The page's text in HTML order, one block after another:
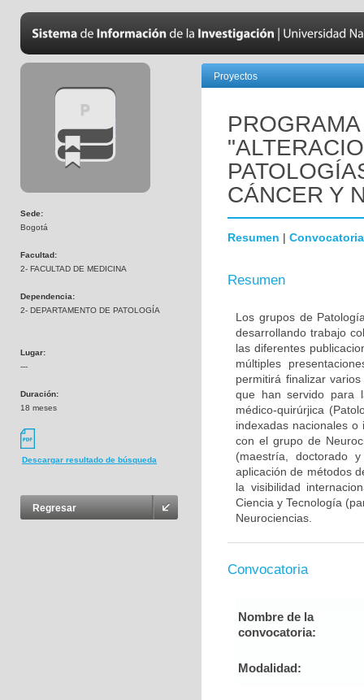
Sede:
Bogotá
Facultad:
2- FACULTAD DE MEDICINA
Dependencia:
2- DEPARTAMENTO DE PATOLOGÍA
Lugar:
---
Duración:
18 meses
Descargar resultado de búsqueda
Regresar
Proyectos
CÁNCER Y
Resumen | Convocatoria
Resumen
Los grupos de
desarrollando trabajo
las diferentes
múltiples
permitirá finalizar
que han servido para
médico-quirúrjica
indexadas nacionales
con el grupo de
(maestría, doctorado
aplicación de métodos
la visibilidad
Ciencia y Tecnología
Neurociencias.
Convocatoria
Nombre de la
convocatoria:
Modalidad: